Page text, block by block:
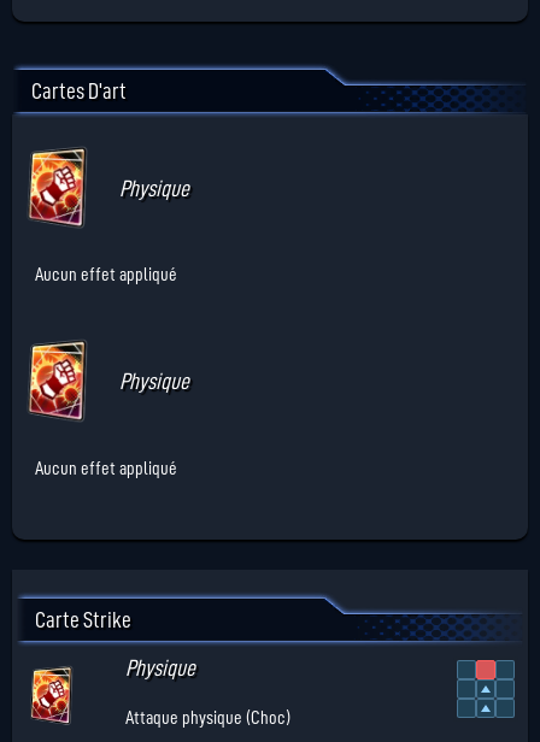
Cartes D'art
Physique
Aucun effet appliqué
Physique
Aucun effet appliqué
Carte Strike
Physique
Attaque physique (Choc)